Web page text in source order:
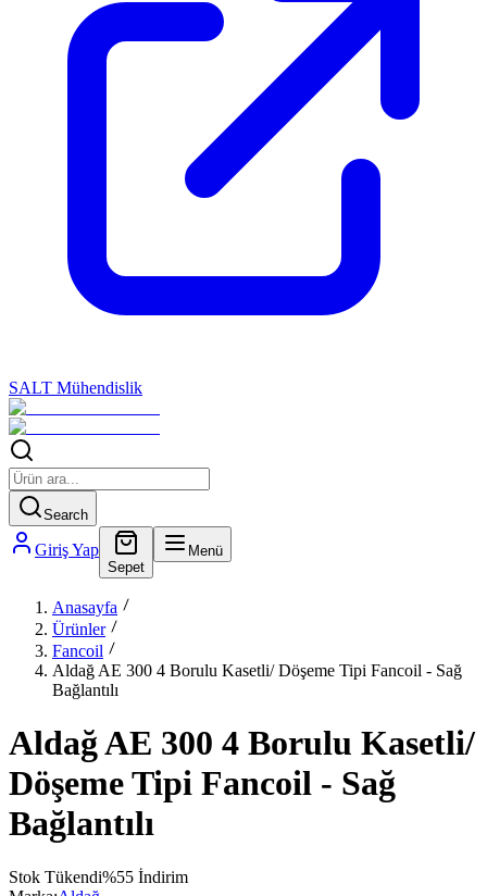
SALT Mühendislik
Search
Giriş Yap
Sepet
Menü
Anasayfa
Ürünler
Fancoil
Aldağ AE 300 4 Borulu Kasetli/ Döşeme Tipi Fancoil - Sağ
Bağlantılı
Aldağ AE 300 4 Borulu Kasetli/
Döşeme Tipi Fancoil - Sağ
Bağlantılı
Stok Tükendi%55 İndirim